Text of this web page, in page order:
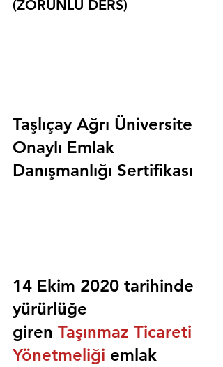
(ZORUNLU DERS)
Taşlıçay Ağrı Üniversite
Onaylı Emlak
Danışmanlığı Sertifikası
14 Ekim 2020 tarihinde
yürürlüğe
giren Taşınmaz Ticareti
Yönetmeliği emlak